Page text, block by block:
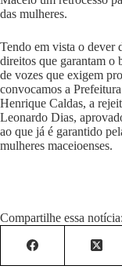
das mulheres.
Tendo em vista o dever
direitos que garantam o
de vozes que exigem
convocamos a
Henrique Caldas, a
Leonardo Dias,
ao que já é garantido
mulheres maceioenses.
Compartilhe essa notícia: